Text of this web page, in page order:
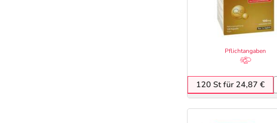
Pflichtangaben
120 St für 24,87 €